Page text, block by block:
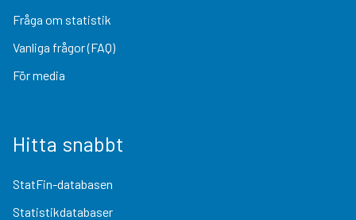
Fråga om statistik
Vanliga frågor (FAQ)
För media
Hitta snabbt
StatFin-databasen
Statistikdatabaser